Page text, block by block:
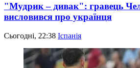
"Мудрик – дивак": гравець
висловився про українця
Сьогодні, 22:38 Іспанія